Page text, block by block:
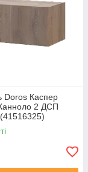
Doros Каспер
2 ДСП